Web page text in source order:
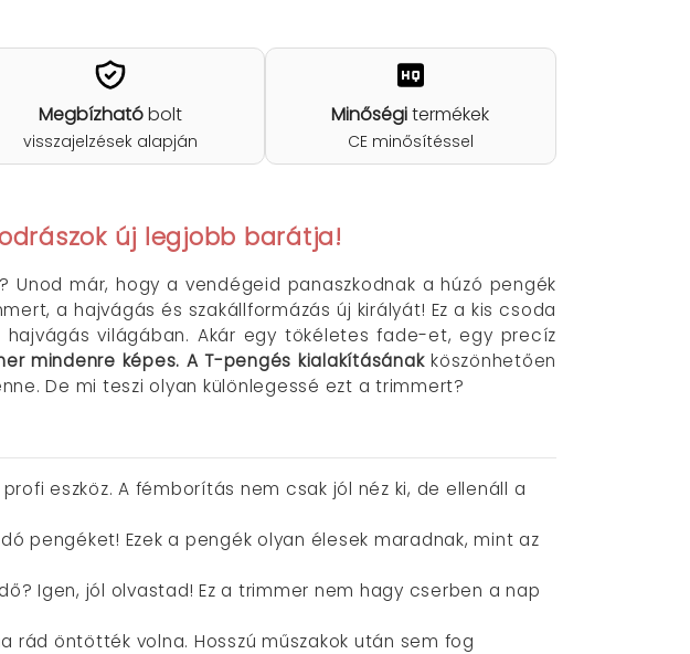
Megbízhatóbolt
visszajelzések alapján
Minőségitermékek
CE minősítéssel
új legjobb barátja!
már, hogy a vendégeid panaszkodnak a húzó pengék
a hajvágás és szakállformázás új királyát! Ez a kis csoda
világában. Akár egy tökéletes fade-et, egy precíz
mindenre képes. A T-pengés kialakításánakköszönhetően
De mi teszi olyan különlegessé ezt a trimmert?
eszköz. A fémborítás nem csak jól néz ki, de ellenáll a
pengéket! Ezek a pengék olyan élesek maradnak, mint az
Igen, jól olvastad! Ez a trimmer nem hagy cserben a nap
rád öntötték volna. Hosszú műszakok után sem fog